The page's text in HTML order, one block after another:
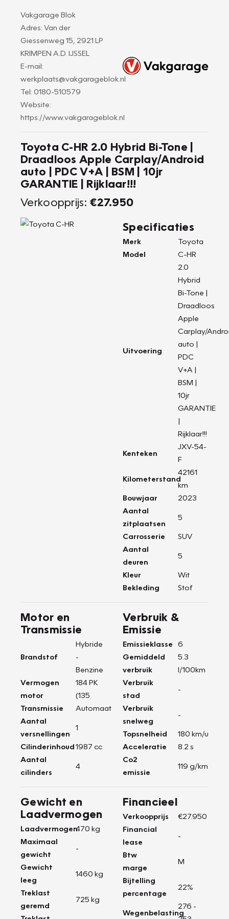
Vakgarage Blok
Adres: Van der
Giessenweg 15, 2921 LP
KRIMPEN A.D. IJSSEL
E-mail:
werkplaats@vakgarageblok.nl
Tel: 0180-510579
Website:
https://www.vakgarageblok.nl
Toyota C-HR 2.0 Hybrid Bi-Tone |
Draadloos Apple Carplay/Android
auto | PDC V+A | BSM | 10jr
GARANTIE | Rijklaar!!!
Verkoopprijs: €27.950
Specificaties
Merk
Toyota
Model
C-HR
Uitvoering
2.0
Hybrid
Bi-Tone |
Draadloos
Apple
Carplay/
auto |
PDC
V+A |
BSM |
10jr
GARANTIE
|
Rijklaar!!!
Kenteken
JXV-54-
F
Kilometerstand
42161
km
Bouwjaar
2023
Aantal
zitplaatsen
5
Carrosserie
SUV
Aantal
deuren
5
Kleur
Wit
Bekleding
Stof
Motor en
Transmissie
Brandstof
Hybride
-
Benzine
Vermogen
motor
184 PK
(135
Transmissie
Automaat
Aantal
versnellingen
1
Cilinderinhoud1987 cc
Aantal
cilinders
4
Verbruik &
Emissie
Emissieklasse
6
Gemiddeld
verbruik
5.3
l/100km
Verbruik
stad
-
Verbruik
snelweg
-
Topsnelheid
180 km/u
Acceleratie
8.2 s
Co2
emissie
119 g/km
Gewicht en
Laadvermogen
Laadvermogen470 kg
Maximaal
gewicht
-
Gewicht
leeg
1460 kg
Treklast
geremd
725 kg
Financieel
Verkoopprijs
€27.950
Financial
lease
-
Btw
marge
M
Bijtelling
percentage
22%
Wegenbelasting
276 -